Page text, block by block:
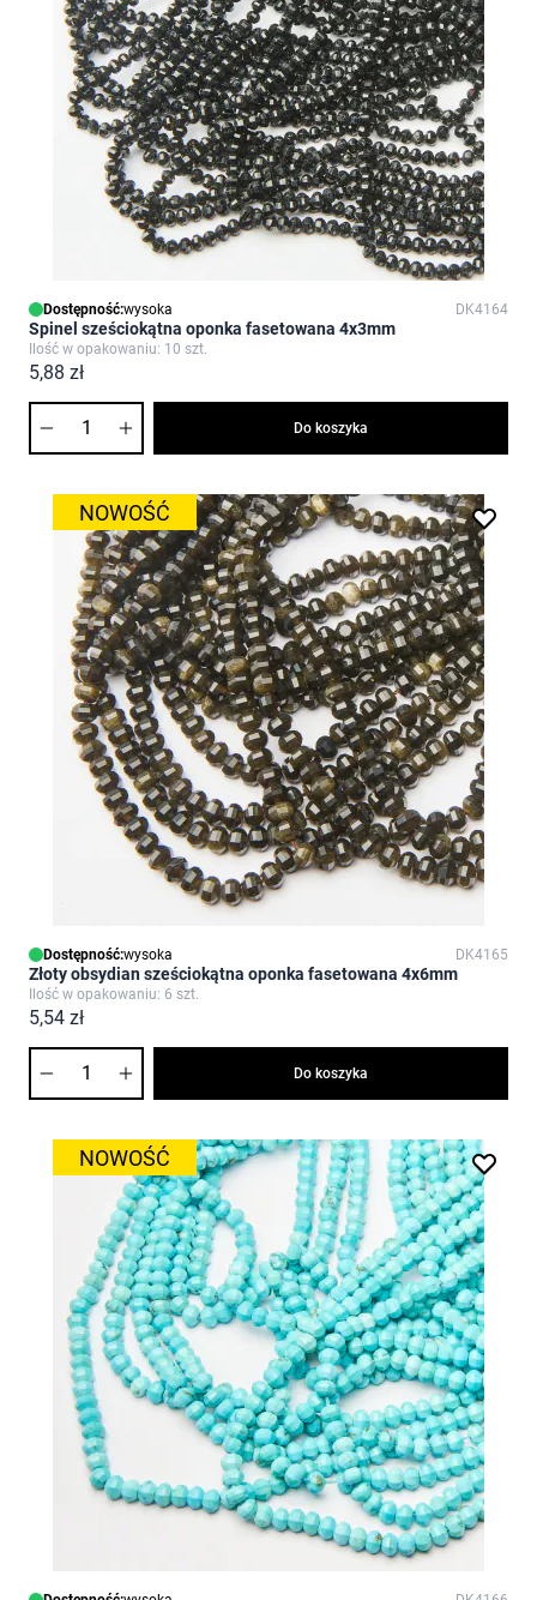
Dostępność:wysoka DK4164
Spinel sześciokątna oponka fasetowana 4x3mm
Ilość w opakowaniu: 10 szt.
5,88 zł
Do koszyka
NOWOŚĆ
Dostępność:wysoka DK4165
Złoty obsydian sześciokątna oponka fasetowana 4x6mm
Ilość w opakowaniu: 6 szt.
5,54 zł
Do koszyka
NOWOŚĆ